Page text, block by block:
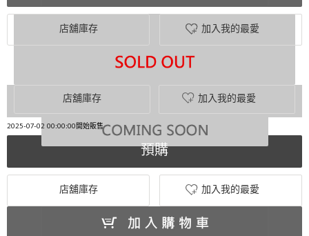
加入我的最愛
店舖庫存
店舖庫存 加入我的最愛
2025-07-02 00:00:00開始販售
預購
店舖庫存 加入我的最愛